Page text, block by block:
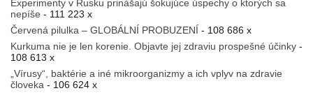
Experimenty v Rusku prinášajú šokujúce úspechy o ktorých sa
nepíše - 111 223 x
Červená pilulka – GLOBÁLNÍ PROBUZENÍ - 108 686 x
Kurkuma nie je len korenie. Objavte jej zdraviu prospešné účinky -
108 613 x
„Vírusy“, baktérie a iné mikroorganizmy a ich vplyv na zdravie
človeka - 106 624 x